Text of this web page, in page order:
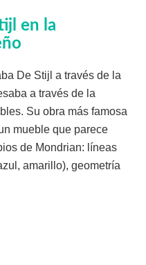
en la
De Stijl a través de la
a través de la
Su obra más famosa
mueble que parece
de Mondrian: líneas
amarillo), geometría